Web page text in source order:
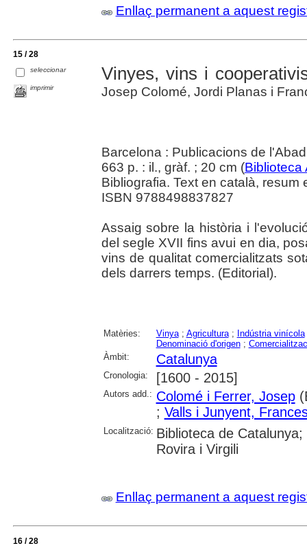
Enllaç permanent a aquest
15 / 28
seleccionar
imprimir
Vinyes, vins i
Josep Colomé, Jordi Planas i
Barcelona : Publicacions de
663 p. : il., gràf. ; 20 cm (Biblioteca
Bibliografia. Text en català, resum
ISBN 9788498837827
Assaig sobre la història i
del segle XVII fins avui en dia,
vins de qualitat comercialitzats
dels darrers temps. (Editorial).
Matèries: Vinya; Agricultura; Indústria vinícola
Denominació d'origen;
Àmbit:
Catalunya
Cronologia: [1600 - 2015]
Autors add.: Colomé i Ferrer, Josep
; Valls i Junyent,
Localització: Biblioteca de
Rovira i Virgili
Enllaç permanent a aquest
16 / 28